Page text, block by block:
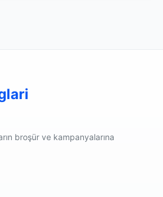
broşür ve kampanyalarına